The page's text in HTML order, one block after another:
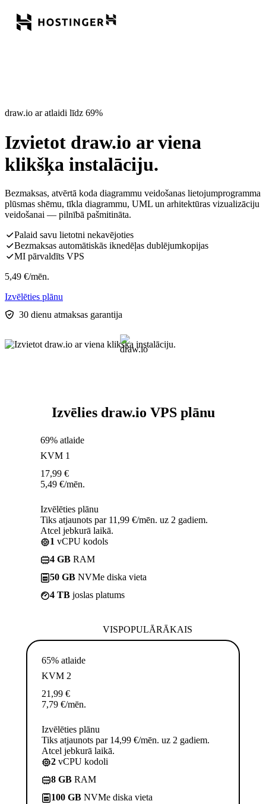
draw.io ar atlaidi līdz 69%
Izvietot draw.io ar viena
klikšķa instalāciju.
Bezmaksas, atvērtā koda diagrammu veidošanas lietojumprogramma
plūsmas shēmu, tīkla diagrammu, UML un arhitektūras vizualizāciju
veidošanai — pilnībā pašmitināta.
Palaid savu lietotni nekavējoties
Bezmaksas automātiskās iknedēļas dublējumkopijas
MI pārvaldīts VPS
5,49 €/mēn.
Izvēlēties plānu
30 dienu atmaksas garantija
Izvēlies draw.io VPS plānu
69% atlaide
KVM 1
17,99 €
5,49 €/mēn.
Izvēlēties plānu
Tiks atjaunots par 11,99 €/mēn. uz 2 gadiem.
Atcel jebkurā laikā.
1 vCPU kodols
4 GB RAM
50 GB NVMe diska vieta
4 TB joslas platums
VISPOPULĀRĀKAIS
65% atlaide
KVM 2
21,99 €
7,79 €/mēn.
Izvēlēties plānu
Tiks atjaunots par 14,99 €/mēn. uz 2 gadiem.
Atcel jebkurā laikā.
2 vCPU kodoli
8 GB RAM
100 GB NVMe diska vieta